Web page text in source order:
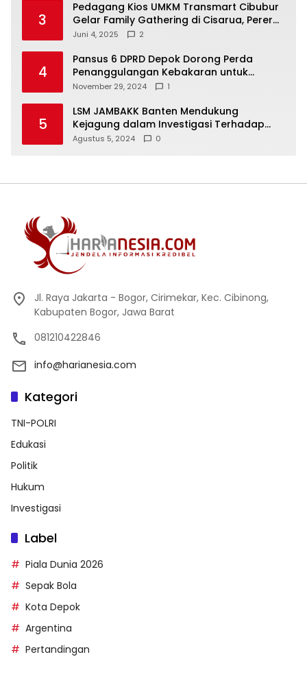
3
Pedagang Kios UMKM Transmart Cibubur
Gelar Family Gathering di Cisarua, Pererat
Silaturahmi dan Kekompakan
Juni 4, 2025 2
4
Pansus 6 DPRD Depok Dorong Perda
Penanggulangan Kebakaran untuk
Keselamatan Warga
November 29, 2024 1
5
LSM JAMBAKK Banten Mendukung
Kejagung dalam Investigasi Terhadap
Walikota Bandar Lampung
Agustus 5, 2024 0
Jl. Raya Jakarta - Bogor, Cirimekar, Kec. Cibinong,
Kabupaten Bogor, Jawa Barat
081210422846
info@harianesia.com
Kategori
TNI-POLRI
Edukasi
Politik
Hukum
Investigasi
Label
Piala Dunia 2026
Sepak Bola
Kota Depok
Argentina
Pertandingan